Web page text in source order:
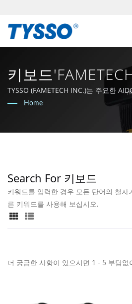
키보드
한 결과 | POS 시
TYSSO (FAMETECH INC.)는 주요한
ISO-9001 / 9002 인증을 받은 제조업체
량을 바탕으로 성장하였으며, 전체 팀은
의 선두에 머무를 것을 약속하고 있습니
Home
Search For 키보드
키워드를 입력한 경우 모든 단어의 철자
른 키워드를 사용해 보십시오.
더 궁금한 사항이 있으시면 1 - 5 부담없